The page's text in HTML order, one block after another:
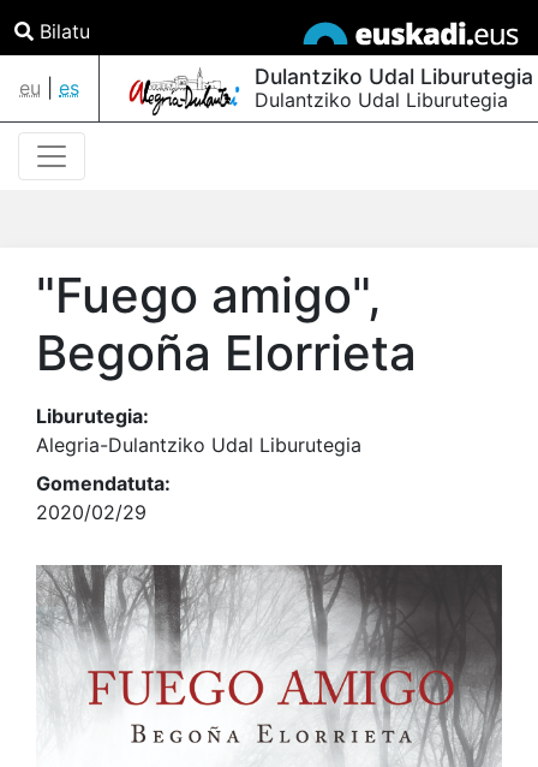
Bilatu
eu es Dulantziko Udal Liburutegia
Dulantziko Udal Liburutegia
"Fuego amigo",
Begoña Elorrieta
Liburutegia:
Alegria-Dulantziko Udal Liburutegia
Gomendatuta:
2020/02/29